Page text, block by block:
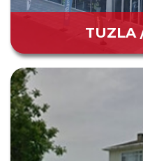
TUZLA